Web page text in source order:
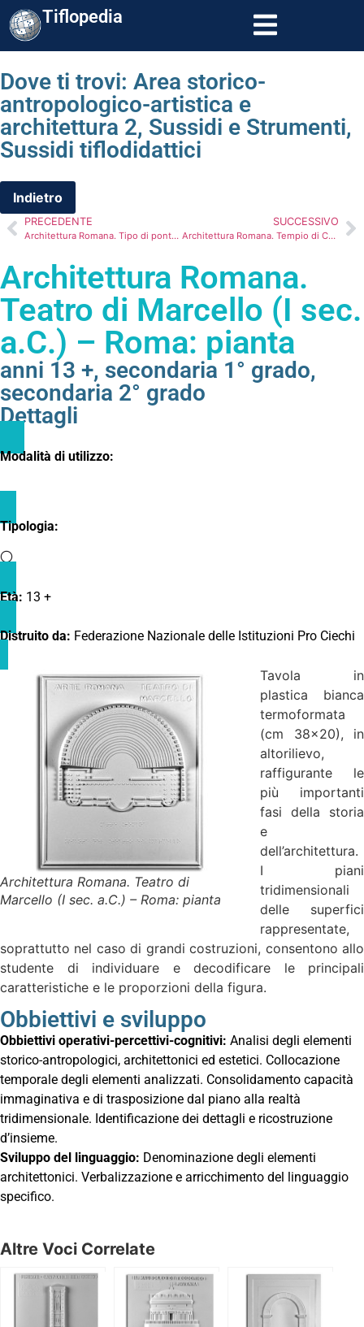
Tiflopedia
Dove ti trovi: Area storico-
antropologico-artistica e
architettura 2, Sussidi e Strumenti,
Sussidi tiflodidattici
PRECEDENTE
Architettura Romana. Tipo di ponte: prospetto
SUCCESSIVO
Architettura Romana. Tempio di Castore e Polluce: pianta
Architettura Romana.
Teatro di Marcello (I sec.
a.C.) – Roma: pianta
anni 13 +, secondaria 1° grado,
secondaria 2° grado
Dettagli
Modalità di utilizzo:
Tipologia:
Età: 13 +
Distruito da: Federazione Nazionale delle Istituzioni Pro Ciechi
Architettura Romana. Teatro di
Marcello (I sec. a.C.) – Roma: pianta
Tavola in
plastica bianca
termoformata
(cm 38×20), in
altorilievo,
raffigurante le
più importanti
fasi della storia
e
dell’architettura.
I piani
tridimensionali
delle superfici
rappresentate,
soprattutto nel caso di grandi costruzioni, consentono allo
studente di individuare e decodificare le principali
caratteristiche e le proporzioni della figura.
Obbiettivi e sviluppo
Obbiettivi operativi-percettivi-cognitivi: Analisi degli elementi
storico-antropologici, architettonici ed estetici. Collocazione
temporale degli elementi analizzati. Consolidamento capacità
immaginativa e di trasposizione dal piano alla realtà
tridimensionale. Identificazione dei dettagli e ricostruzione
d’insieme.
Sviluppo del linguaggio: Denominazione degli elementi
architettonici. Verbalizzazione e arricchimento del linguaggio
specifico.
Altre Voci Correlate